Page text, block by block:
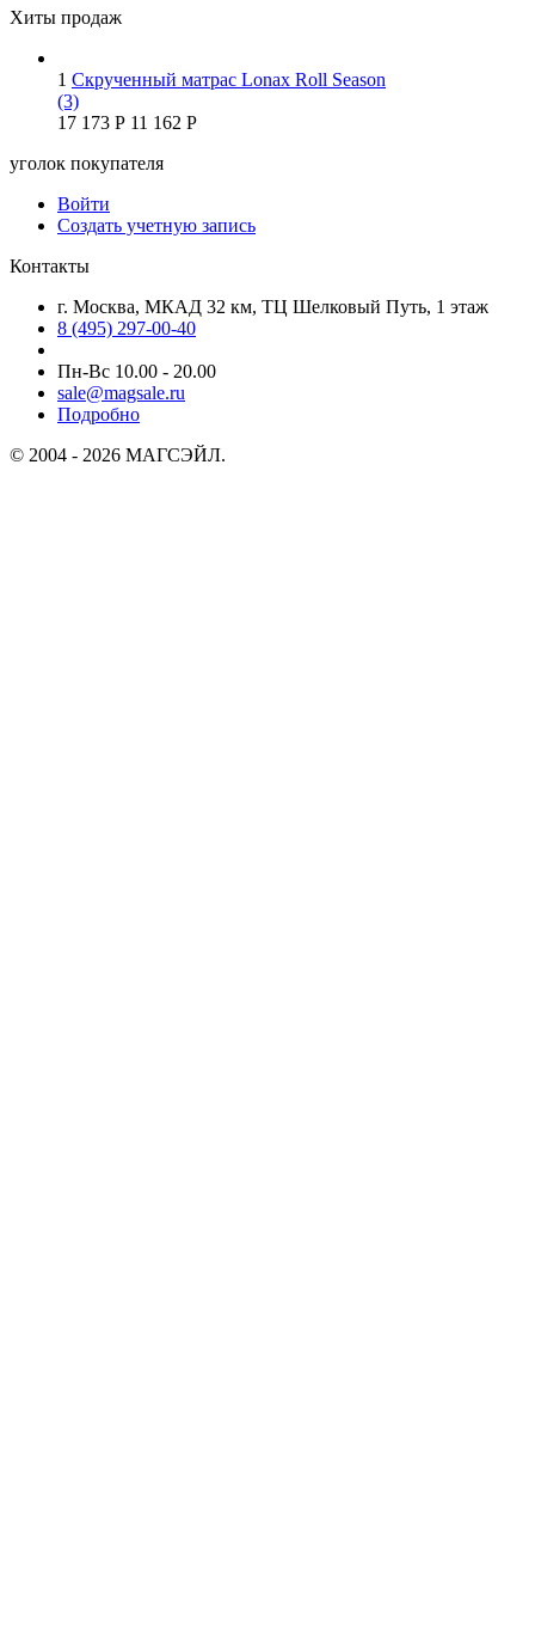
Хиты продаж
1 Скрученный матрас Lonax Roll Season
(3)
17 173 Р 11 162 Р
уголок покупателя
Войти
Создать учетную запись
Контакты
г. Москва, МКАД 32 км, ТЦ Шелковый Путь, 1 этаж
8 (495) 297-00-40
Пн-Вс 10.00 - 20.00
sale@magsale.ru
Подробно
© 2004 - 2026 МАГСЭЙЛ.